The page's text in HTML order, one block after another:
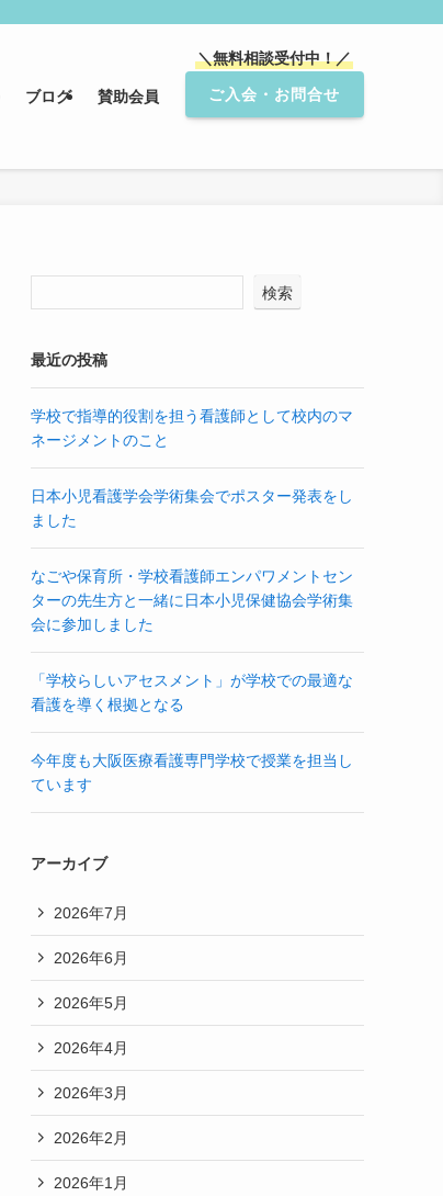
ブログ 賛助会員
＼無料相談受付中！／
ご入会・お問合せ
検索
最近の投稿
学校で指導的役割を担う看護師として校内のマ
ネージメントのこと
日本小児看護学会学術集会でポスター発表をし
ました
なごや保育所・学校看護師エンパワメントセン
ターの先生方と一緒に日本小児保健協会学術集
会に参加しました
「学校らしいアセスメント」が学校での最適な
看護を導く根拠となる
今年度も大阪医療看護専門学校で授業を担当し
ています
アーカイブ
2026年7月
2026年6月
2026年5月
2026年4月
2026年3月
2026年2月
2026年1月